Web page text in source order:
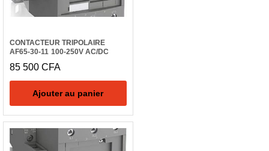
CONTACTEUR TRIPOLAIRE
AF65-30-11 100-250V AC/DC
85 500 CFA
Ajouter au panier